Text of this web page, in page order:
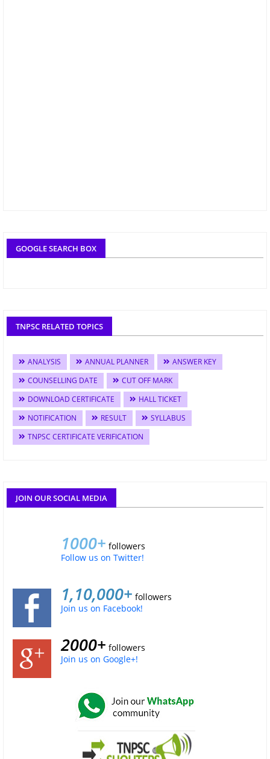
GOOGLE SEARCH BOX
TNPSC RELATED TOPICS
ANALYSIS ANNUAL PLANNER
ANSWER KEY
COUNSELLING DATE
CUT OFF MARK
DOWNLOAD CERTIFICATE
HALL TICKET
NOTIFICATION
RESULT
SYLLABUS
TNPSC CERTIFICATE VERIFICATION
JOIN OUR SOCIAL MEDIA
1000+ followers
Follow us on Twitter!
1,10,000+ followers
Join us on Facebook!
2000+ followers
Join us on Google+!